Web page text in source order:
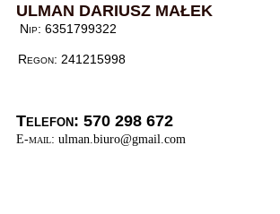
ULMAN DARIUSZ MAŁEK
Nip: 6351799322
Regon: 241215998
Telefon: 570 298 672
E-mail: ulman.biuro@gmail.com